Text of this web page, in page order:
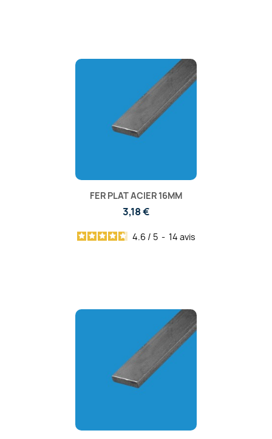
FER PLAT ACIER 16MM
3,18 €
4.6 / 5 - 14 avis